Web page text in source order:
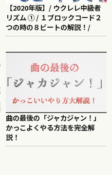
【2020年版】/ ウクレレ中級者
リズム ① / １ブロックコード２
つの時の８ビートの解説！/
曲の最後の「ジャカジャン！」
かっこよくやる方法を完全解
説！